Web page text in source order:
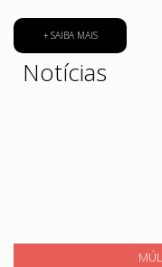
+ SAIBA MAIS
Notícias